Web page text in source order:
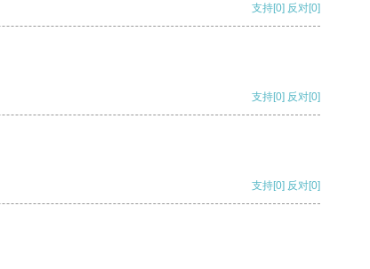
支持[0] 反对[0]
支持[0] 反对[0]
支持[0] 反对[0]